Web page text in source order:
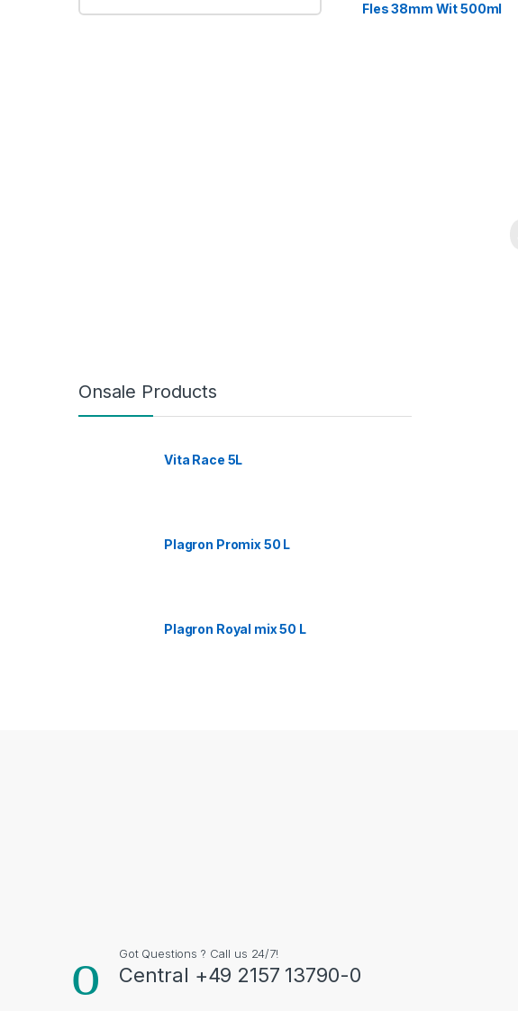
Fles 38mm Wit 500ml
Onsale Products
Vita Race 5L
Plagron Promix 50 L
Plagron Royal mix 50 L
Got Questions ? Call us 24/7!
Central +49 2157 13790-0